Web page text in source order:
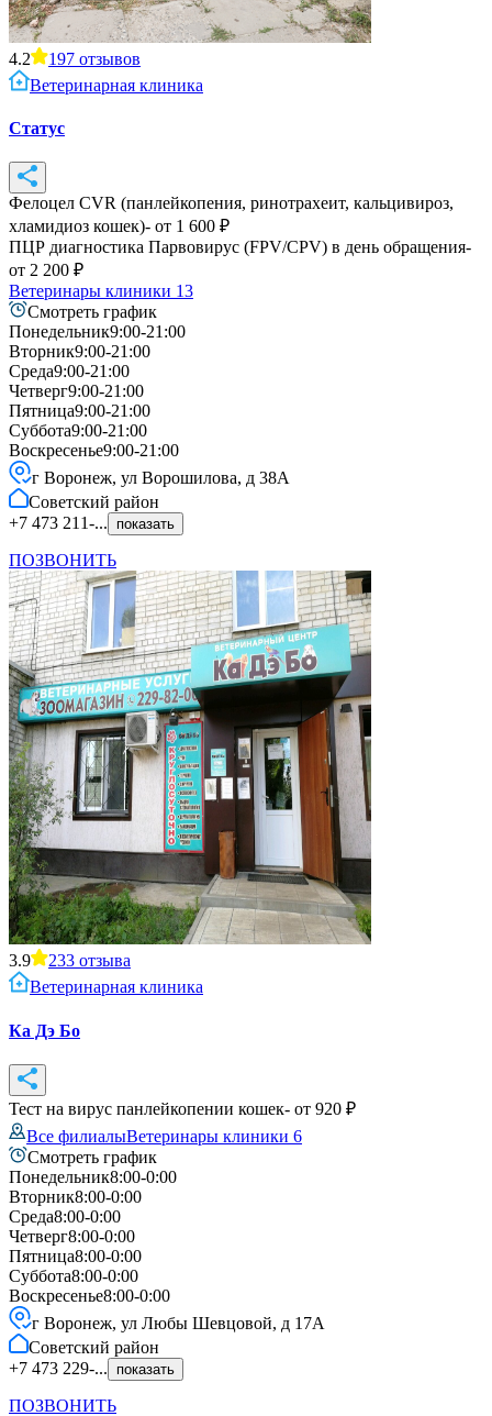
4.2 197 отзывов
Ветеринарная клиника
Статус
Фелоцел CVR (панлейкопения, ринотрахеит, кальцивироз,
хламидиоз кошек)- от 1 600 ₽
ПЦР диагностика Парвовирус (FPV/CPV) в день обращения-
от 2 200 ₽
Ветеринары клиники 13
Смотреть график
Понедельник9:00-21:00
Вторник9:00-21:00
Среда9:00-21:00
Четверг9:00-21:00
Пятница9:00-21:00
Суббота9:00-21:00
Воскресенье9:00-21:00
г Воронеж, ул Ворошилова, д 38А
Советский район
+7 473 211-...
показать
ПОЗВОНИТЬ
3.9 233 отзыва
Ветеринарная клиника
Ка Дэ Бо
Тест на вирус панлейкопении кошек- от 920 ₽
Все филиалыВетеринары клиники 6
Смотреть график
Понедельник8:00-0:00
Вторник8:00-0:00
Среда8:00-0:00
Четверг8:00-0:00
Пятница8:00-0:00
Суббота8:00-0:00
Воскресенье8:00-0:00
г Воронеж, ул Любы Шевцовой, д 17А
Советский район
+7 473 229-...
показать
ПОЗВОНИТЬ